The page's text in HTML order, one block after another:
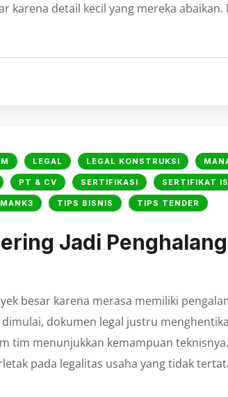
karena detail kecil yang mereka
LEGAL LEGAL KONSTRUKSI
PT & CV SERTIFIKASI SERTIFIKAT
TIPS BISNIS TIPS TENDER
Jadi
besar karena merasa memiliki
dokumen legal justru
tim menunjukkan kemampuan
pada legalitas usaha yang tidak